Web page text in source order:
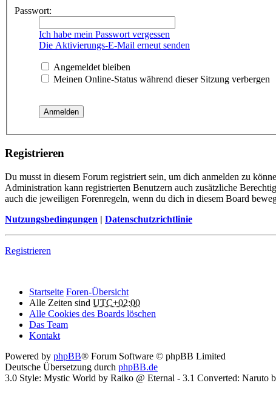
Passwort:
Ich habe mein Passwort vergessen
Die Aktivierungs-E-Mail erneut senden
Angemeldet bleiben
Meinen Online-Status während dieser Sitzung verbergen
Registrieren
Du musst in diesem Forum registriert sein, um dich anmelden zu
Administration kann registrierten Benutzern auch zusätzliche
auch die jeweiligen Forenregeln, wenn du dich in diesem Board
Nutzungsbedingungen | Datenschutzrichtlinie
Registrieren
Startseite Foren-Übersicht
Alle Zeiten sind UTC+02:00
Alle Cookies des Boards löschen
Das Team
Kontakt
Powered by phpBB® Forum Software © phpBB Limited
Deutsche Übersetzung durch phpBB.de
3.0 Style: Mystic World by Raiko @ Eternal - 3.1 Converted: Naruto